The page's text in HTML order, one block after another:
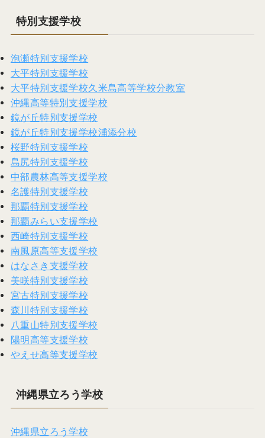
特別支援学校
泡瀬特別支援学校
大平特別支援学校
大平特別支援学校久米島高等学校分教室
沖縄高等特別支援学校
鏡が丘特別支援学校
鏡が丘特別支援学校浦添分校
桜野特別支援学校
島尻特別支援学校
中部農林高等支援学校
名護特別支援学校
那覇特別支援学校
那覇みらい支援学校
西崎特別支援学校
南風原高等支援学校
はなさき支援学校
美咲特別支援学校
宮古特別支援学校
森川特別支援学校
八重山特別支援学校
陽明高等支援学校
やえせ高等支援学校
沖縄県立ろう学校
沖縄県立ろう学校